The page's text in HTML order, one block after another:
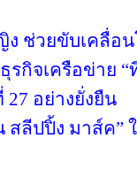
ง ช่วยขับเคลื่อ
รกิจเครือข่าย
อย่างยั่งยืน
สลีปปิ้ง มาส์ค”